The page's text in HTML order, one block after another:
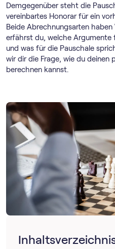
Demgegenüber steht die
vereinbartes Honorar für ein
Beide Abrechnungsarten
erfährst du, welche Argumente
und was für die Pauschale
wir dir die Frage, wie du deinen
berechnen kannst.